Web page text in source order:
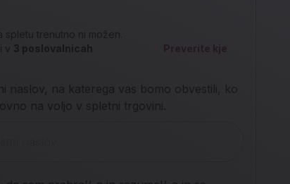
spletu trenutno ni možen.
v 3 poslovalnicah Preverite kje
naslov, na katerega vas bomo obvestili, ko
na voljo v spletni trgovini.